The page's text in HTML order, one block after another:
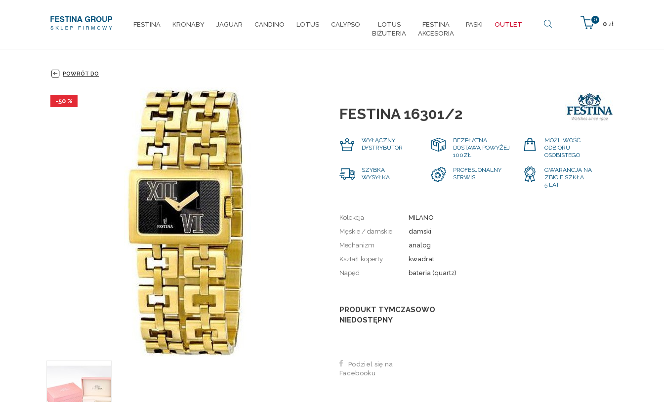
0
0 zł
FESTINA KRONABY JAGUAR CANDINO LOTUS CALYPSO
LOTUS
BIŻUTERIA
FESTINA
AKCESORIA
PASKI OUTLET
POWRÓT DO
-50 %
FESTINA 16301/2
WYŁĄCZNY
DYSTRYBUTOR
BEZPŁATNA
DOSTAWA POWYŻEJ
100ZŁ
MOŻLIWOŚĆ
ODBIORU
OSOBISTEGO
SZYBKA
WYSYŁKA
PROFESJONALNY
SERWIS
GWARANCJA NA
ZBICIE SZKŁA
5 LAT
Kolekcja
MILANO
Męskie / damskie
damski
Mechanizm
analog
Kształt koperty
kwadrat
Napęd
bateria (quartz)
PRODUKT TYMCZASOWO
NIEDOSTĘPNY
Podziel się na
Facebooku